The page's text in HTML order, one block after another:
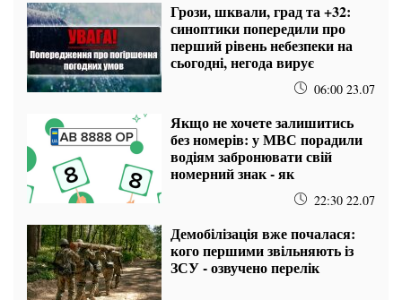
Грози, шквали, град та +32:
синоптики попередили про
перший рівень небезпеки на
сьогодні, негода вирує
06:00 23.07
Якщо не хочете залишитись
без номерів: у МВС порадили
водіям забронювати свій
номерний знак - як
22:30 22.07
Демобілізація вже почалася:
кого першими звільняють із
ЗСУ - озвучено перелік